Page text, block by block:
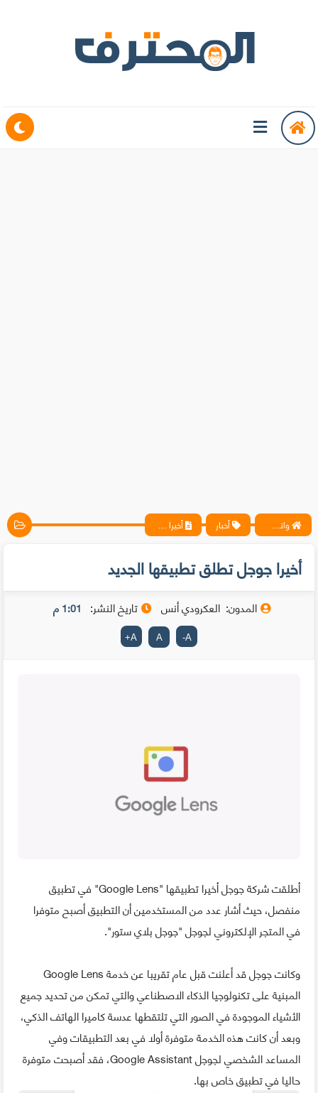
واتس آب ، فيسبوك ، أنترنت ، شروحات تقنية حصرية - المحترف أخبار أخيرا جوجل تطلق تطبيقها الجديد
أخيرا جوجل تطلق تطبيقها الجديد
المدون: العكرودي أنس تاريخ النشر: 1:01 م
A
-
A
A
+
أطلقت شركة جوجل أخيرا تطبيقها "Google Lens" في تطبيق
منفصل، حيث أشار عدد من المستخدمين أن التطبيق أصبح متوفرا
في المتجر الإلكتروني لجوجل "جوجل بلاي ستور".
وكانت جوجل قد أعلنت قبل عام تقريبا عن خدمة Google Lens
المبنية على تكنولوجيا الذكاء الاصطناعي والتي تمكن من تحديد جميع
الأشياء الموجودة في الصور التي تلتقطها عدسة كاميرا الهاتف الذكي،
وبعد أن كانت هذه الخدمة متوفرة أولا في بعد التطبيقات وفي
المساعد الشخصي لجوجل Google Assistant، فقد أصبحت متوفرة
حاليا في تطبيق خاص بها.